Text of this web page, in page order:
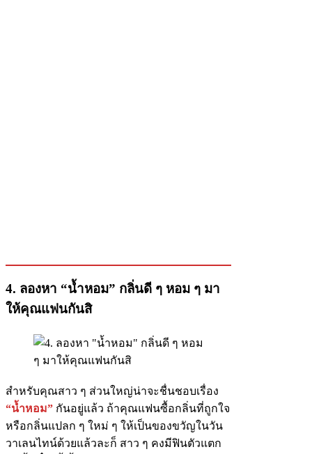
4. ลองหา “น้ำหอม” กลิ่นดี ๆ หอม ๆ มา
ให้คุณแฟนกันสิ
สำหรับคุณสาว ๆ ส่วนใหญ่น่าจะชื่นชอบเรื่อง
“น้ำหอม” กันอยู่แล้ว ถ้าคุณแฟนซื้อกลิ่นที่ถูกใจ
หรือกลิ่นแปลก ๆ ใหม่ ๆ ให้เป็นของขวัญในวัน
วาเลนไทน์ด้วยแล้วละก็ สาว ๆ คงมีฟินตัวแตก